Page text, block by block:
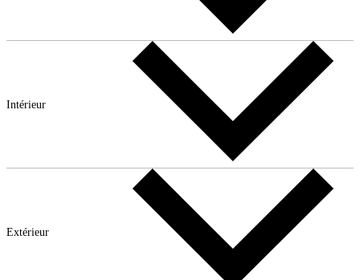
Intérieur
Extérieur